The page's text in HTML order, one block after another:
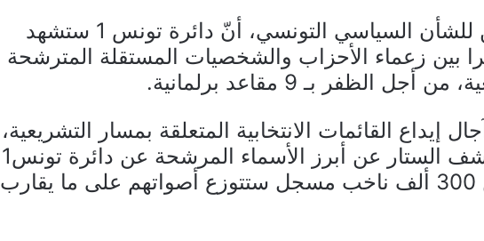
أكد عديد المتابعين للشأن السياسي التونسي، أنّ دائرة تونس 1 ستشهد
بين زعماء الأحزاب والشخصيات المستقلة المترشحة
الظفر بـ 9 مقاعد برلمانية.
إيداع القائمات الانتخابية المتعلقة بمسار التشريعية،
الستار عن أبرز الأسماء المرشحة عن دائرة تونس1
التي تضم أكثر من 300 ألف ناخب مسجل ستتوزع أصواتهم على ما يقارب